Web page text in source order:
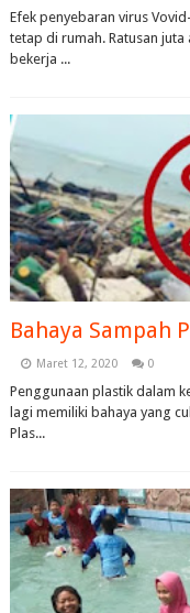
Efek penyebaran virus
tetap di rumah. Ratusan
bekerja ...
Bahaya Sampah
Maret 12, 2020 0
Penggunaan plastik dalam
lagi memiliki bahaya yang
Plas...